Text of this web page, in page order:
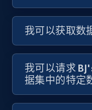
我可以获取数
我可以请求
据集中的特定